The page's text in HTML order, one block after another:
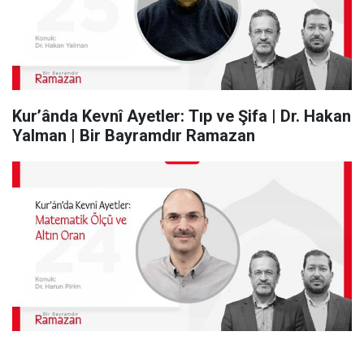
Kur’ânda Kevnî Ayetler: Tıp ve Şifa | Dr. Hakan
Yalman | Bir Bayramdır Ramazan